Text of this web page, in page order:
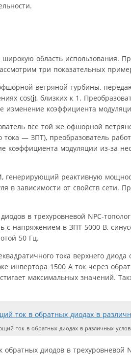
область использования.
три показательных
ветряной турбины,
cos(j), близких к 1.
изменение коэффициента
все той же офшорной
тока — ЗПТ), преобразователь
коэффициента модуляции из-за
генерирующий реактивную
в зависимости от свойств сети.
в трехуровневой NPC-
с напряжением в ЗПТ 5000 В,
50 Гц.
тока верхнего
инвертора 1500 А ток через
максимальных значений.
ток в обратных диодах в различных
диодов в трехуровневой